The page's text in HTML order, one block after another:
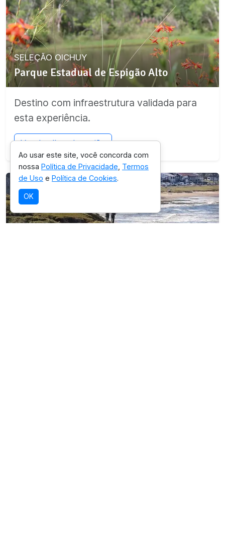
SELEÇÃO OICHUY
Parque Estadual de Espigão Alto
Destino com infraestrutura validada para
esta experiência.
Ver detalhes da região
Ao usar este site, você concorda com
nossa Política de Privacidade Termos
de Uso e Política de Cookies.
OK